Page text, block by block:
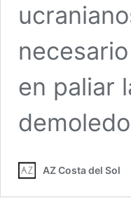
en paliar
AZ Costa del Sol